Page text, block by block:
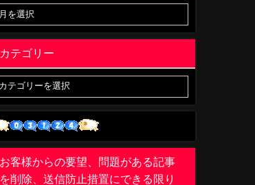
カテゴリー
お客様からの要望、問題がある記事
を削除、送信防止措置にできる限り